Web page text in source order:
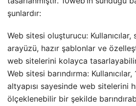
şunlardır:
Web sitesi oluşturucu: Kullanıcılar,
arayüzü, hazır şablonlar ve
web sitelerini kolayca
Web sitesi barındırma:
altyapısı sayesinde web sitelerini
ölçeklenebilir bir şekilde